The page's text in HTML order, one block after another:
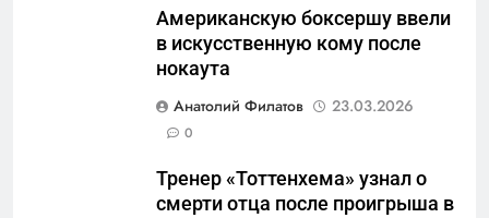
Американскую боксершу ввели
в искусственную кому после
нокаута
Анатолий Филатов
23.03.2026
0
Тренер «Тоттенхема» узнал о
смерти отца после проигрыша в
социальный координатор
фонда «защитники
отечества» превратила
должность в источник
обогащения
САНКТ-ПЕТЕРБУРГ И ОБЛАСТЬ
Операция «Обнуление»: Что
на самом деле стоит за
Telegram в России
САНКТ-ПЕТЕРБУРГ И ОБЛАСТЬ